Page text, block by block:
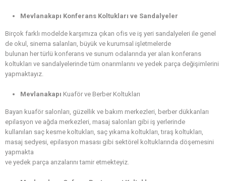
Mevlanakapı Konferans Koltukları ve Sandalyeler
Birçok farklı modelde karşımıza çıkan ofis ve iş yeri sandalyeleri ile genel
de okul, sinema salanları, büyük ve kurumsal işletmelerde
bulunan her türlü konferans ve sunum odalarında yer alan konferans
koltukları ve sandalyelerinde tüm onarımlarını ve yedek parça değişimlerini
yapmaktayız.
Mevlanakapı Kuaför ve Berber Koltukları
Bayan kuaför salonları, güzellik ve bakım merkezleri, berber dükkanları
epilasyon ve ağda merkezleri, masaj salonları gibi iş yerlerinde
kullanılan saç kesme koltukları, saç yıkama koltukları, tıraş koltukları,
masaj sedyesi, epilasyon masası gibi sektörel koltuklarında döşemesini
yapmakta
ve yedek parça arızalarını tamir etmekteyiz.